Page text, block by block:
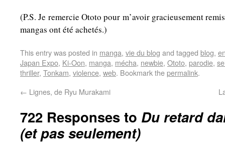
(P.S. Je remercie Ototo pour m’avoir gracieusement
mangas ont été achetés.)
This entry was posted in manga, vie du blog and tagged blog,
Japan Expo, Ki-Oon, manga, mécha, newbie, Ototo, parodie,
thriller, Tonkam, violence, web. Bookmark thepermalink.
← Lignes, de Ryu Murakami
722 Responses to Du retard
(et pas seulement)